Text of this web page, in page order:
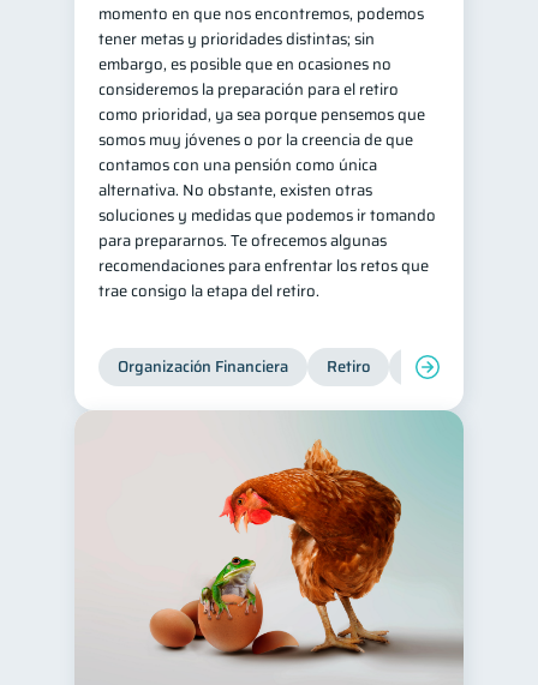
Tarjeta de crédito 6
Historial crediticio
Ciberseguridad 5
Servicios
Derechos & Deberes 4
Superintendencia de Bancos
Vacaciones 2
Criptomonedas
Inversiones 2
Finanzas en Pareja 1
Educación Financiera 1
Información financiera 1
inversiones
Salud mental 1 ahorro
momento en que nos encontremos, podemos
tener metas y prioridades distintas; sin
embargo, es posible que en ocasiones no
consideremos la preparación para el retiro
como prioridad, ya sea porque pensemos que
somos muy jóvenes o por la creencia de que
contamos con una pensión como única
alternativa. No obstante, existen otras
soluciones y medidas que podemos ir tomando
para prepararnos. Te ofrecemos algunas
recomendaciones para enfrentar los retos que
trae consigo la etapa del retiro.
Organización Financiera Retiro Cuenta